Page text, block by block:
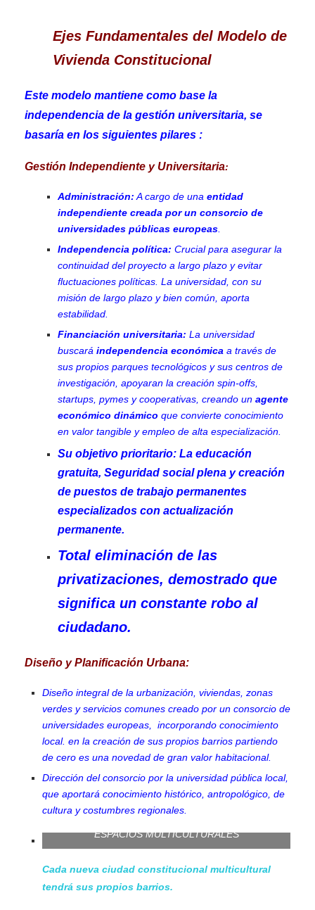
Ejes Fundamentales del Modelo de
Vivienda Constitucional
Este modelo mantiene como base la
independencia de la gestión universitaria, se
basaría en los siguientes pilares :
Gestión Independiente y Universitaria:
Administración: A cargo de una entidad
independiente creada por un consorcio de
universidades públicas europeas
Independencia política: Crucial para asegurar la
continuidad del proyecto a largo plazo y evitar
fluctuaciones políticas. La universidad, con su
misión de largo plazo y bien común, aporta
estabilidad.
Financiación universitaria: La universidad
buscará independencia económica a través de
sus propios parques tecnológicos y sus centros de
investigación, apoyaran la creación spin-offs,
startups, pymes y cooperativas, creando un agente
económico dinámico que convierte conocimiento
en valor tangible y empleo de alta especialización.
Su objetivo prioritario: La educación
gratuita, Seguridad social plena y creación
de puestos de trabajo permanentes
especializados con actualización
permanente.
Total eliminación de las
privatizaciones, demostrado que
significa un constante robo al
ciudadano.
Diseño y Planificación Urbana:
Diseño integral de la urbanización, viviendas, zonas
verdes y servicios comunes creado por un consorcio de
universidades europeas, incorporando conocimiento
local. en la creación de sus propios barrios partiendo
de cero es una novedad de gran valor habitacional.
Dirección del consorcio por la universidad pública local,
que aportará conocimiento histórico, antropológico, de
cultura y costumbres regionales.
ESPACIOS MULTICULTURALES
Cada nueva ciudad constitucional multicultural
tendrá sus propios barrios.